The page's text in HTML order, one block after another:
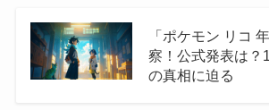
「ポケモン リコ
察！公式発表は？
の真相に迫る